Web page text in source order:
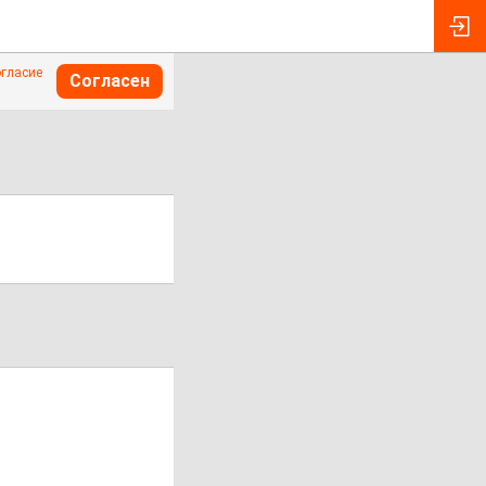
Согласен